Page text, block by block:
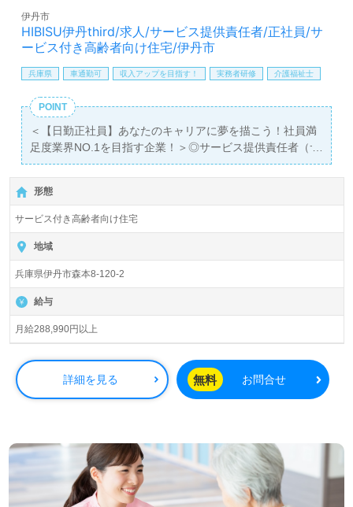
HIBISU伊丹third/求人/サービス提供責任者/正社員/サ
ービス付き高齢者向け住宅/伊丹市
伊丹市
兵庫県 車通勤可 収入アップを目指す！ 実務者研修 介護福祉士
POINT
＜【日勤正社員】あなたのキャリアに夢を描こう！社員満
足度業界NO.1を目指す企業！＞◎サービス提供責任者（サ
責）/正社員募集◎【月給288,990円以上】＊実務者研修以
上有資格者向け求人＊『中山寺駅』より路線バス、お車通
勤可能です。
入居定員76名（76室/全室個室）『HIBISU（ハイビス）伊
丹third』株式会社BISCUSS（ビスカス）本社：大阪府大阪
市様の運営です。従業員数450名以上、大阪府、兵庫県を
中心に26拠点の有料老人ホーム、サービス付き高齢者向け
住宅、訪問看護/介護、訪問鍼灸、あんま指圧マッサージを
『最高の笑顔と最高のサービスをご提供』を掲げられる企
業様です。
◎スローガンは『人にやさしい施設、最高の笑顔と最高の
サービスをご提供』。新たなステージであなたらしく働き
のある方をお迎えします。サービス提供責任者として、介
護計画の作成、ご利用者様/ご家族様との面談、ケアマネジ
ャーとの調整、介護職員サポート業務全般をお願いしま
す。明るく活気ある雰囲気、協力し合える仲間たち、自分
形態
サービス付き高齢者向け住宅
地域
兵庫県伊丹市森本8-120-2
給与
月給288,990円以上
詳細を見る 無料 お問合せ